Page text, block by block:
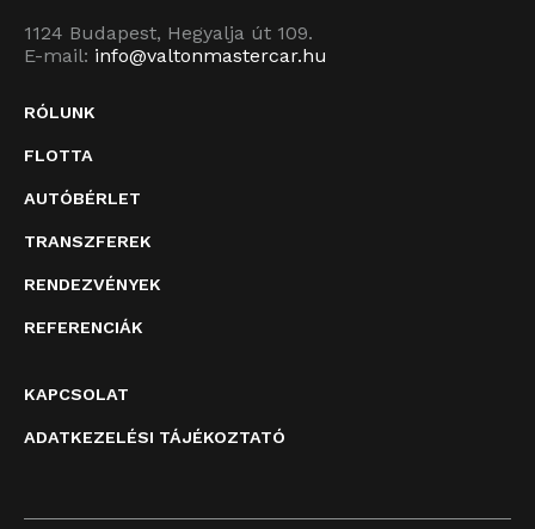
1124 Budapest, Hegyalja út 109.
E-mail: info@valtonmastercar.hu
RÓLUNK
FLOTTA
AUTÓBÉRLET
TRANSZFEREK
RENDEZVÉNYEK
REFERENCIÁK
KAPCSOLAT
ADATKEZELÉSI TÁJÉKOZTATÓ